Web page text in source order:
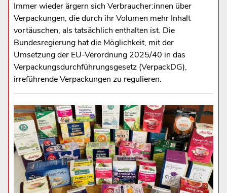
Immer wieder ärgern sich Verbraucher:innen über
Verpackungen, die durch ihr Volumen mehr Inhalt
vortäuschen, als tatsächlich enthalten ist. Die
Bundesregierung hat die Möglichkeit, mit der
Umsetzung der EU-Verordnung 2025/40 in das
Verpackungsdurchführungsgesetz (VerpackDG),
irreführende Verpackungen zu regulieren.